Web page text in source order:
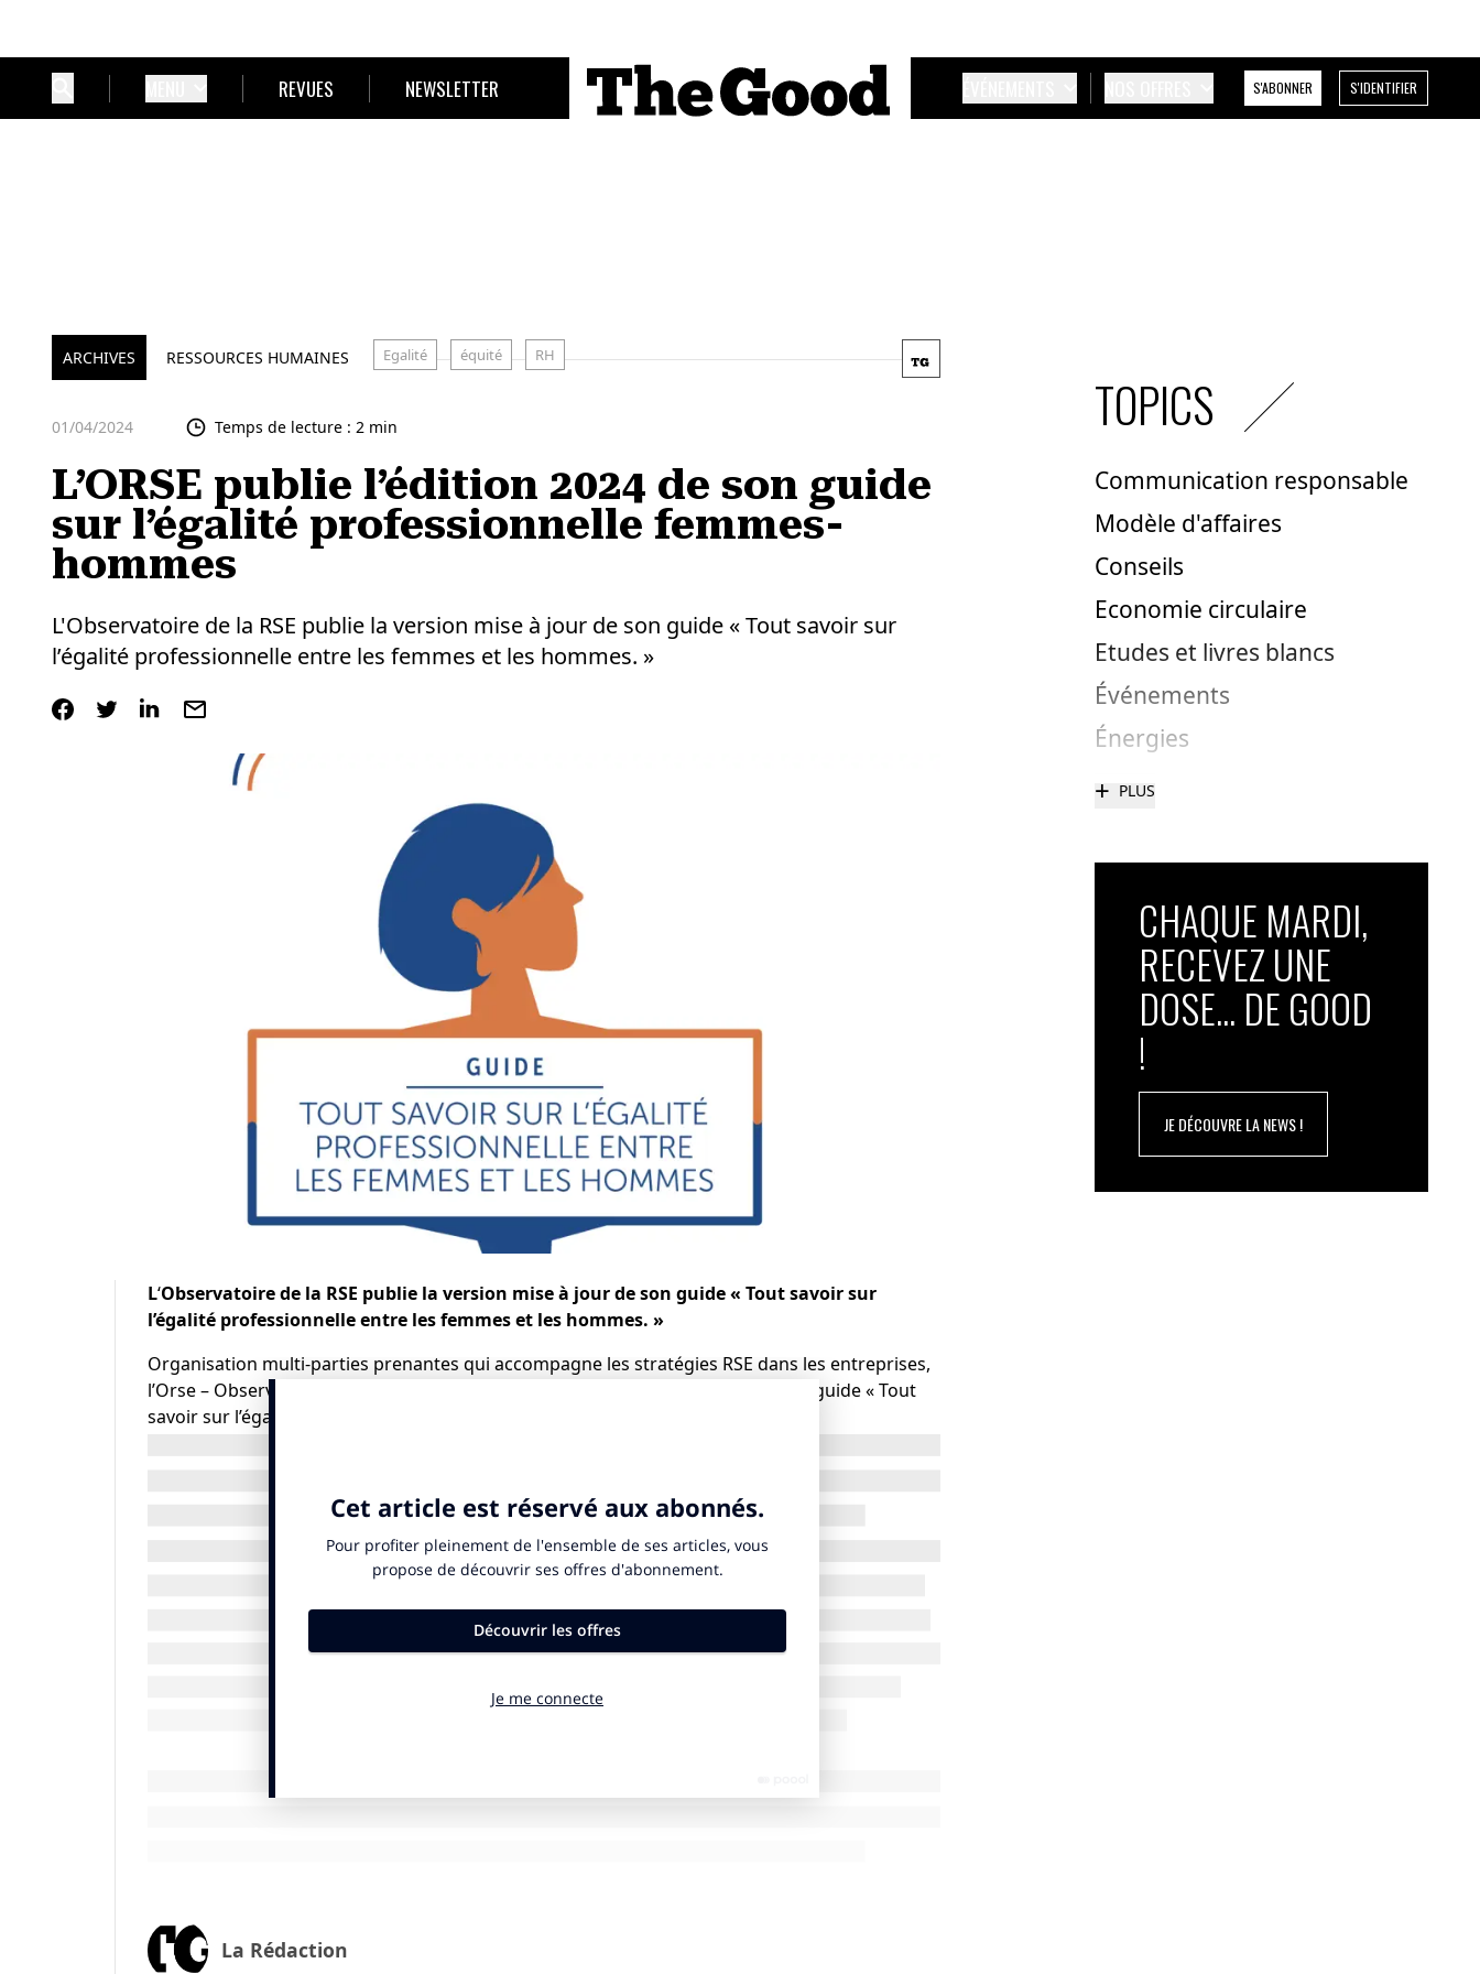
REVUES NEWSLETTER S'ABONNER S'IDENTIFIER
ARCHIVES RESSOURCES HUMAINES Egalité équité RH
01/04/2024 Temps de lecture : 2 min
L’ORSE publie l’édition 2024 de son guide
sur l’égalité professionnelle femmes-
hommes
L'Observatoire de la RSE publie la version mise à jour de son guide « Tout savoir sur
l’égalité professionnelle entre les femmes et les hommes. »
L‘Observatoire de la RSE publie la version mise à jour de son guide « Tout savoir sur
l’égalité professionnelle entre les femmes et les hommes. »
Organisation multi-parties prenantes qui accompagne les stratégies RSE dans les entreprises,
l’Orse – Observatoire de la RSE – annonce la publication de l’édition 2024 de son guide « Tout
savoir sur l’égalité professionnelle entre les femmes et les hommes. »
chaque organisation à réviser chaque process RH à l’aune de cet enjeu d’égalité entre les
femmes et les hommes qui reste à atteindre. «Dans une démarche pratique et pédagogique, le
guide offre aux chefs d’entreprises, aux décideurs RH, aux représentants du personnel et aux
expliquent les auteurs du guide.
grandes entreprises et des PME autour de dix grands thèmes clés : allant des raisons
les changements en termes de
passé à 28 jours contre 14 auparavant, en comprenant les 3 jours du congés de naissance ou
La Rédaction
TOPICS
Communication responsable
Modèle d'affaires
Conseils
Economie circulaire
Etudes et livres blancs
Événements
Énergies
+ PLUS
CHAQUE MARDI,
RECEVEZ UNE
DOSE... DE GOOD
!
JE DÉCOUVRE LA NEWS !